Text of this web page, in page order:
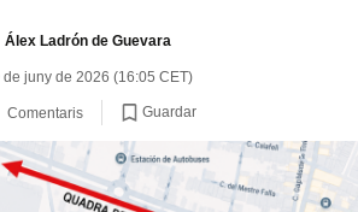
Álex Ladrón de Guevara
de juny de 2026 (16:05 CET)
Comentaris Guardar